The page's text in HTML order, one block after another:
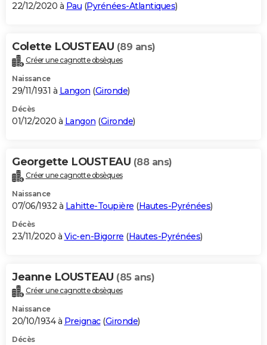
22/12/2020 à Pau (Pyrénées-Atlantiques)
Colette LOUSTEAU (89 ans)
Créer une cagnotte obsèques
Naissance
29/11/1931 à Langon (Gironde)
Décès
01/12/2020 à Langon (Gironde)
Georgette LOUSTEAU (88 ans)
Créer une cagnotte obsèques
Naissance
07/06/1932 à Lahitte-Toupière (Hautes-Pyrénées)
Décès
23/11/2020 à Vic-en-Bigorre (Hautes-Pyrénées)
Jeanne LOUSTEAU (85 ans)
Créer une cagnotte obsèques
Naissance
20/10/1934 à Preignac(Gironde)
Décès